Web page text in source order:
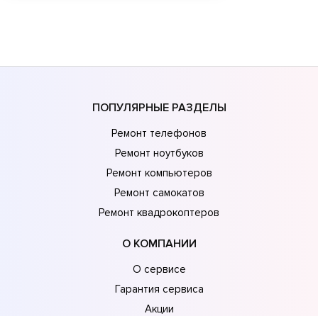
ПОПУЛЯРНЫЕ РАЗДЕЛЫ
Ремонт телефонов
Ремонт ноутбуков
Ремонт компьютеров
Ремонт самокатов
Ремонт квадрокоптеров
О КОМПАНИИ
О сервисе
Гарантия сервиса
Акции